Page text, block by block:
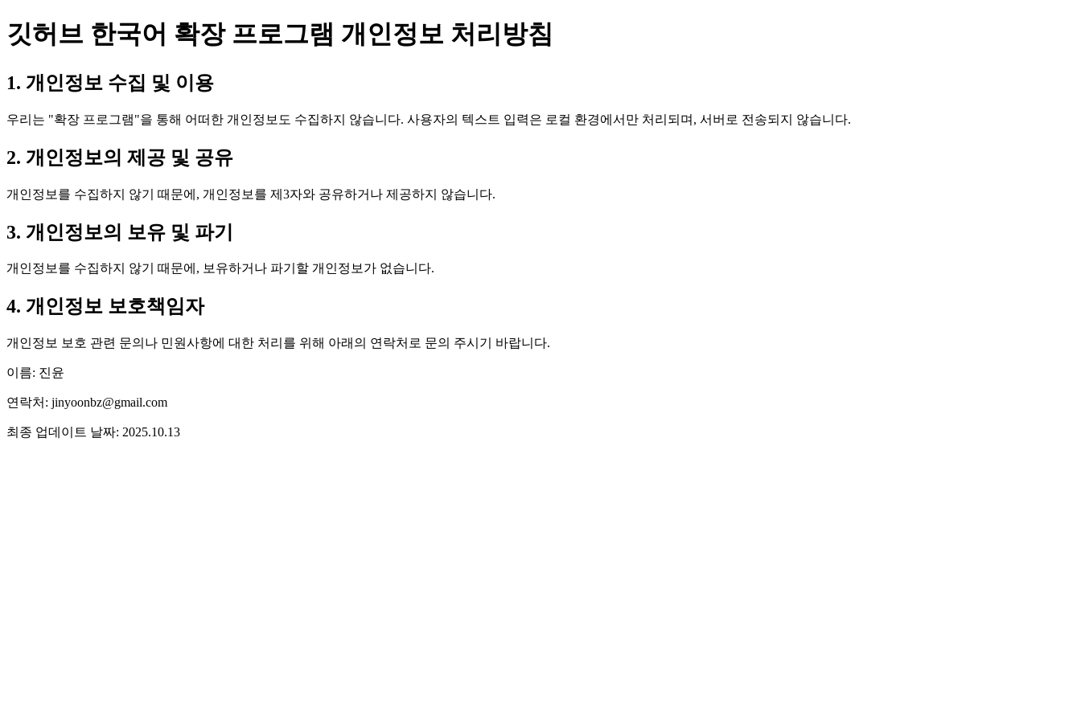
깃허브 한국어 확장 프로그램 개인정보 처리방침
1. 개인정보 수집 및 이용
우리는 "확장 프로그램"을 통해 어떠한 개인정보도 수집하지 않습니다. 사용자의 텍스트 입력은 로컬 환경에서만 처리되며, 서버로 전송되지 않습니다.
2. 개인정보의 제공 및 공유
개인정보를 수집하지 않기 때문에, 개인정보를 제3자와 공유하거나 제공하지 않습니다.
3. 개인정보의 보유 및 파기
개인정보를 수집하지 않기 때문에, 보유하거나 파기할 개인정보가 없습니다.
4. 개인정보 보호책임자
개인정보 보호 관련 문의나 민원사항에 대한 처리를 위해 아래의 연락처로 문의 주시기 바랍니다.
이름: 진윤
연락처: jinyoonbz@gmail.com
최종 업데이트 날짜: 2025.10.13